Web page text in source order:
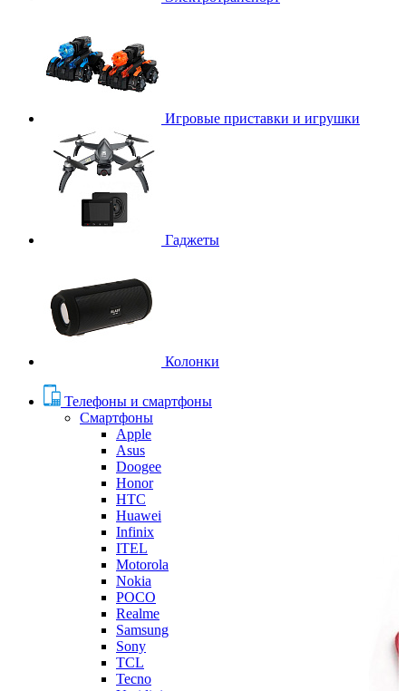
Игровые приставки и игрушки
Гаджеты
Колонки
Телефоны и смартфоны
Смартфоны
Apple
Asus
Doogee
Honor
HTC
Huawei
Infinix
ITEL
Motorola
Nokia
POCO
Realme
Samsung
Sony
TCL
Tecno